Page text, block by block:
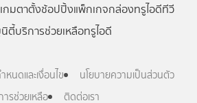
เกมตาตั้งช้อปปิ้งแพ็กเกจกล่องทรูไอดีทีวี
ตี้บริการช่วยเหลือทรูไอดี
หนดและเงื่อนไข
นโยบายความเป็นส่วนตัว
ารช่วยเหลือ
ติดต่อเรา